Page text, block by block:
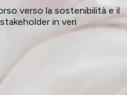
verso la sostenibilità e il
in veri